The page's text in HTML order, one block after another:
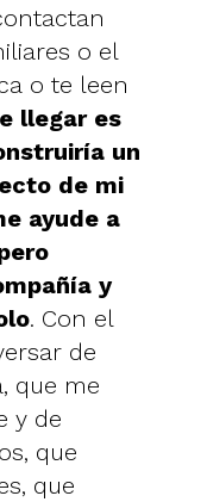
o el
o te leen
llegar es
un
de mi
ayude a
y
. Con el
de
que me
y de
que
que